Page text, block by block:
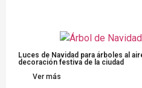
Luces de Navidad para árboles al
decoración festiva de la ciudad
Ver más